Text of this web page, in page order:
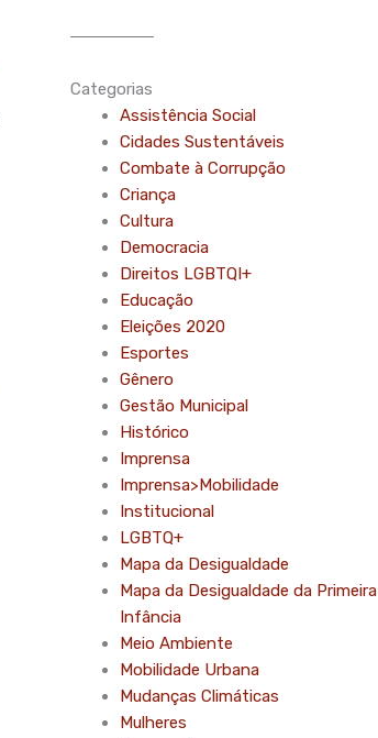
Categorias
Assistência Social
Cidades Sustentáveis
Combate à Corrupção
Criança
Cultura
Democracia
Direitos LGBTQI+
Educação
Eleições 2020
Esportes
Gênero
Gestão Municipal
Histórico
Imprensa
Imprensa>Mobilidade
Institucional
LGBTQ+
Mapa da Desigualdade
Mapa da Desigualdade da Primeira
Infância
Meio Ambiente
Mobilidade Urbana
Mudanças Climáticas
Mulheres